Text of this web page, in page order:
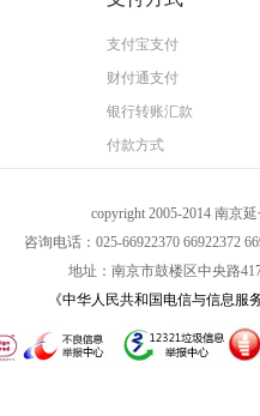
支付宝支付
财付通支付
银行转账汇款
付款方式
copyright 2005-2014 南京
咨询电话：025-66922370 66922372
地址：南京市鼓楼区中央路
《中华人民共和国电信与信息服